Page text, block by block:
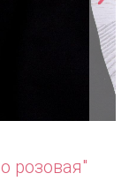
розовая"